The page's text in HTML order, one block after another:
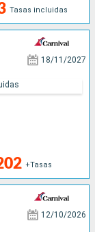
Tasas incluidas
18/11/2027
+Tasas
12/10/2026